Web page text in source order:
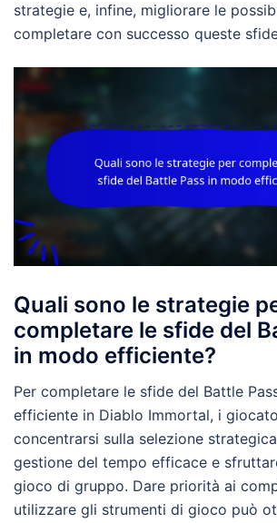
strategie e, infine, migliorare le
completare con successo queste
Quali sono le strategie
completare le sfide del
in modo efficiente?
Per completare le sfide del Battle
efficiente in Diablo Immortal, i
concentrarsi sulla selezione
gestione del tempo efficace e
gioco di gruppo. Dare priorità ai
utilizzare gli strumenti di gioco può